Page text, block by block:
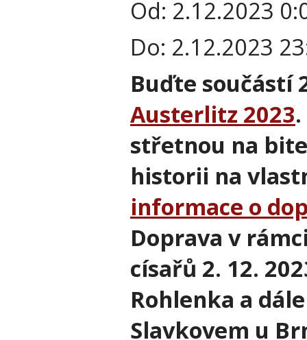
Od: 2.12.2023
Do: 2.12.2023
Buďte součástí
Austerlitz 2023
střetnou na
historii na
informace o
Doprava v
císařů 2. 12.
Rohlenka a
Slavkovem u